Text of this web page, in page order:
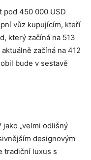
pod 450 000 USD
vůz kupujícím, kteří
který začíná na 513
začíná na 412
bude v sestavě
„velmi odlišný
designovým
tradiční luxus s